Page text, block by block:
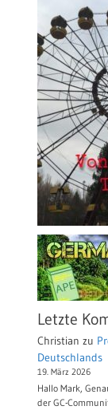
Letzte
Christian zu
Deutschlands
19. März 2026
Hallo Mark,
der GC-